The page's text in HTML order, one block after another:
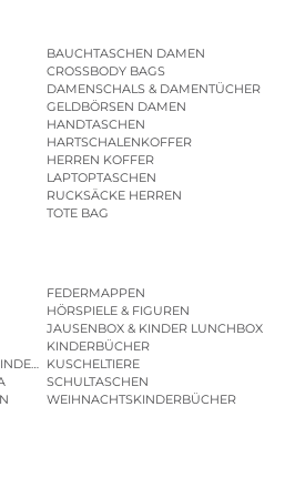
BAUCHTASCHEN DAMEN
CROSSBODY BAGS
DAMENSCHALS & DAMENTÜCHER
GELDBÖRSEN DAMEN
HANDTASCHEN
HARTSCHALENKOFFER
HERREN KOFFER
LAPTOPTASCHEN
RUCKSÄCKE HERREN
TOTE BAG
FEDERMAPPEN
HÖRSPIELE & FIGUREN
JAUSENBOX & KINDER LUNCHBOX
KINDERBÜCHER
| KINDERGARTENBEUTEL
KUSCHELTIERE
SCHULTASCHEN
WEIHNACHTSKINDERBÜCHER